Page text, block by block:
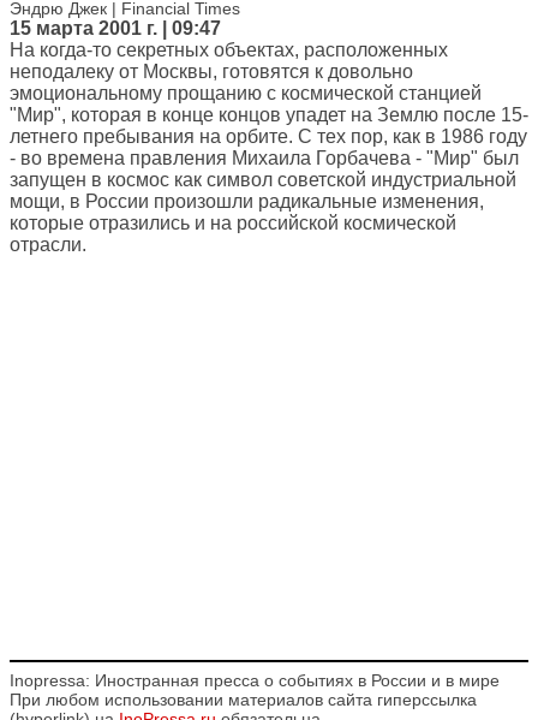
Эндрю Джек | Financial Times
15 марта 2001 г. | 09:47
На когда-то секретных объектах, расположенных
неподалеку от Москвы, готовятся к довольно
эмоциональному прощанию с космической станцией
"Мир", которая в конце концов упадет на Землю после 15-
летнего пребывания на орбите. С тех пор, как в 1986 году
- во времена правления Михаила Горбачева - "Мир" был
запущен в космос как символ советской индустриальной
мощи, в России произошли радикальные изменения,
которые отразились и на российской космической
отрасли.
Inopressa: Иностранная пресса о событиях в России и в мире
При любом использовании материалов сайта гиперссылка